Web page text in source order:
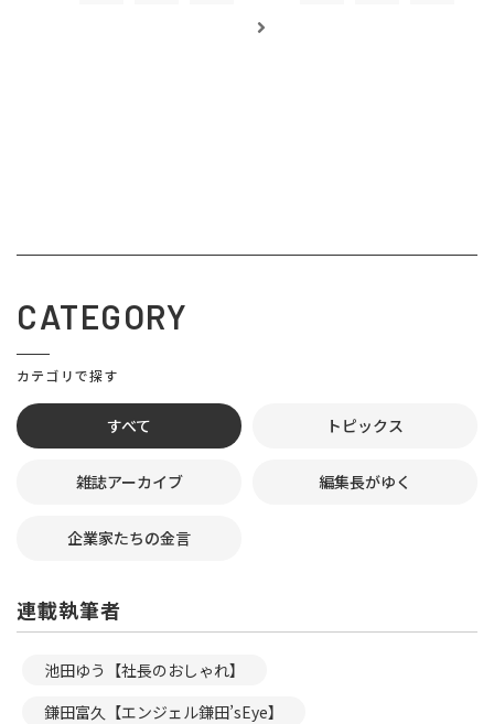
CATEGORY
カテゴリで探す
すべて トピックス
雑誌アーカイブ 編集長がゆく
企業家たちの金言
連載執筆者
池田ゆう【社長のおしゃれ】
鎌田富久【エンジェル鎌田’sEye】